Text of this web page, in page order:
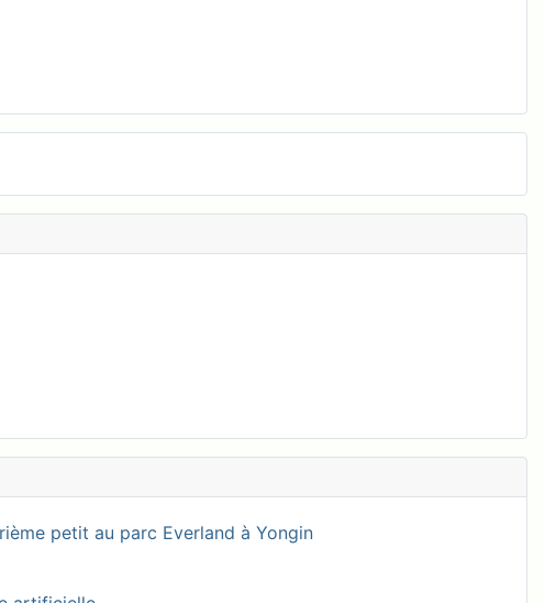
petit au parc Everland à Yongin